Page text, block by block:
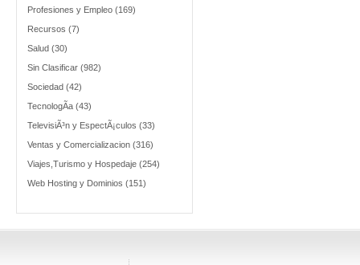
Profesiones y Empleo (169)
Recursos (7)
Salud (30)
Sin Clasificar (982)
Sociedad (42)
TecnologÃ­a (43)
TelevisiÃ³n y EspectÃ¡culos (33)
Ventas y Comercializacion (316)
Viajes,Turismo y Hospedaje (254)
Web Hosting y Dominios (151)